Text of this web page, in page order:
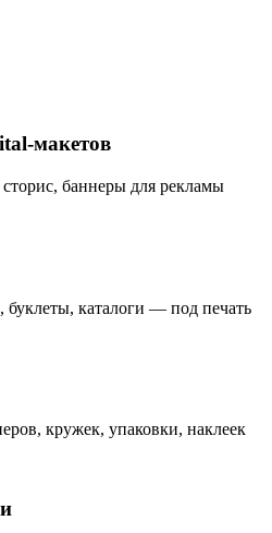
макетов
баннеры для рекламы
каталоги — под печать
кружек, упаковки, наклеек